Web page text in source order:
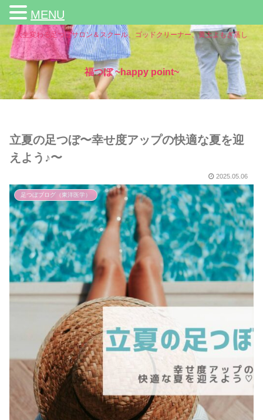
人生変わる足つぼサロン＆スクール、ゴッドクリーナー、黄土よもぎ蒸し
福つぼ ~happy point~
立夏の足つぼ〜幸せ度アップの快適な夏を迎
えよう♪〜
2025.05.06
足つぼブログ（東洋医学）
MENU